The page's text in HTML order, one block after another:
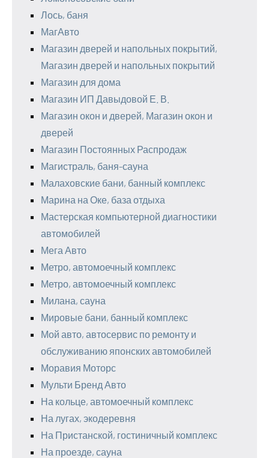
Лось, баня
МагАвто
Магазин дверей и напольных покрытий,
Магазин дверей и напольных покрытий
Магазин для дома
Магазин ИП Давыдовой Е. В.
Магазин окон и дверей, Магазин окон и
дверей
Магазин Постоянных Распродаж
Магистраль, баня-сауна
Малаховские бани, банный комплекс
Марина на Оке, база отдыха
Мастерская компьютерной диагностики
автомобилей
Мега Авто
Метро, автомоечный комплекс
Метро, автомоечный комплекс
Милана, сауна
Мировые бани, банный комплекс
Мой авто, автосервис по ремонту и
обслуживанию японских автомобилей
Моравия Моторс
Мульти Бренд Авто
На кольце, автомоечный комплекс
На лугах, экодеревня
На Пристанской, гостиничный комплекс
На проезде, сауна